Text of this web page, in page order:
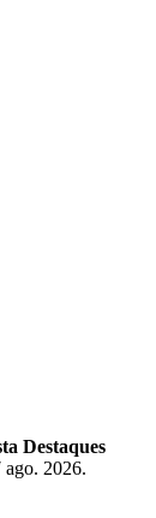
Destaques
2026.